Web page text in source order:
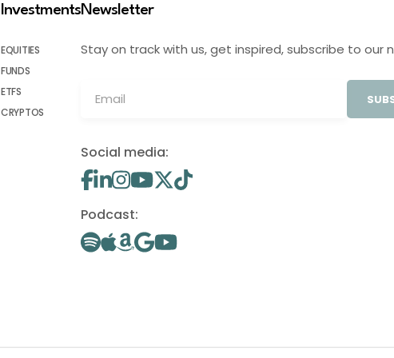
Investments
EQUITIES
FUNDS
ETFS
CRYPTOS
Newsletter
Stay on track with us, get inspired, subscribe to our
Social media:
Podcast: